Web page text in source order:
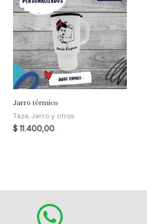
Jarro térmico
Taza, Jarro y otros
$11.400,00